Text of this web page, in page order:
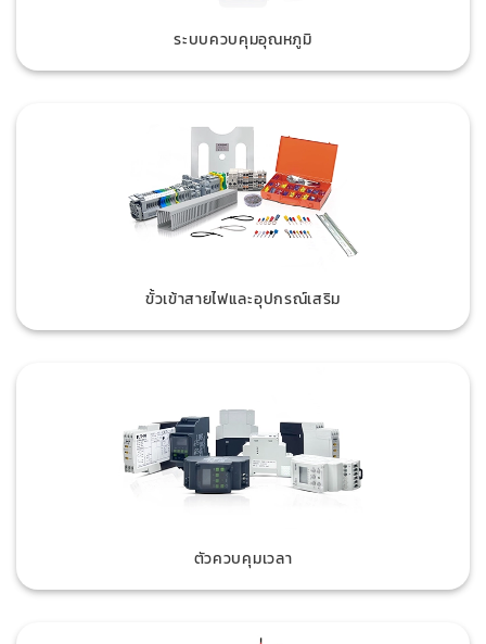
ระบบควบคุมอุณหภูมิ
ขั้วเข้าสายไฟและอุปกรณ์เสริม
ตัวควบคุมเวลา